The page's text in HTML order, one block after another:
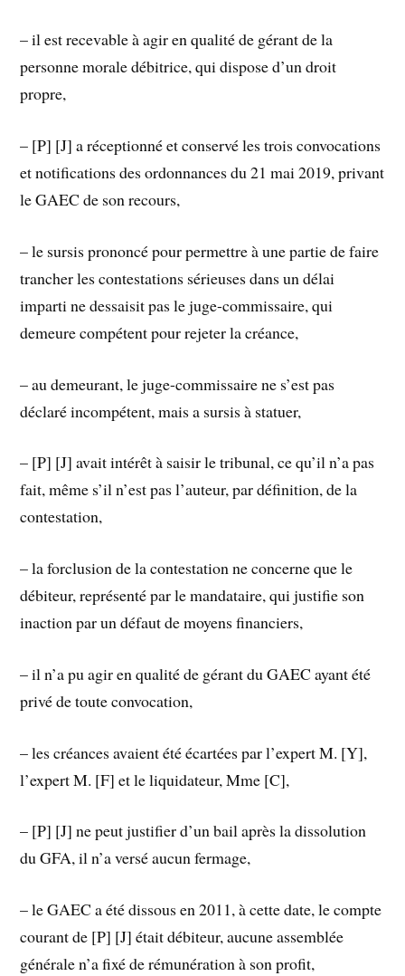
– il est recevable à agir en qualité de gérant de la
personne morale débitrice, qui dispose d’un droit
propre,
– [P] [J] a réceptionné et conservé les trois convocations
et notifications des ordonnances du 21 mai 2019, privant
le GAEC de son recours,
– le sursis prononcé pour permettre à une partie de faire
trancher les contestations sérieuses dans un délai
imparti ne dessaisit pas le juge-commissaire, qui
demeure compétent pour rejeter la créance,
– au demeurant, le juge-commissaire ne s’est pas
déclaré incompétent, mais a sursis à statuer,
– [P] [J] avait intérêt à saisir le tribunal, ce qu’il n’a pas
fait, même s’il n’est pas l’auteur, par définition, de la
contestation,
– la forclusion de la contestation ne concerne que le
débiteur, représenté par le mandataire, qui justifie son
inaction par un défaut de moyens financiers,
– il n’a pu agir en qualité de gérant du GAEC ayant été
privé de toute convocation,
– les créances avaient été écartées par l’expert M. [Y],
l’expert M. [F] et le liquidateur, Mme [C],
– [P] [J] ne peut justifier d’un bail après la dissolution
du GFA, il n’a versé aucun fermage,
– le GAEC a été dissous en 2011, à cette date, le compte
courant de [P] [J] était débiteur, aucune assemblée
générale n’a fixé de rémunération à son profit,